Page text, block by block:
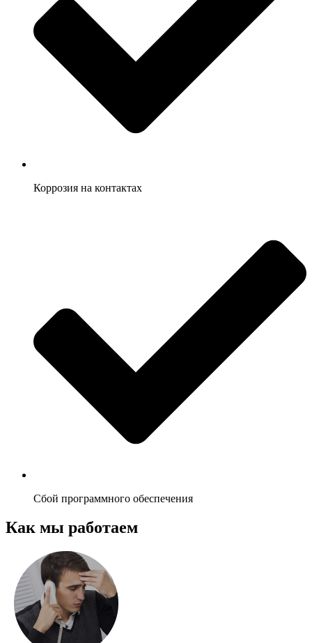
Коррозия на контактах
Сбой программного обеспечения
Как мы работаем